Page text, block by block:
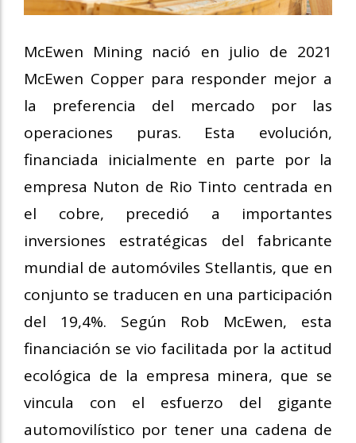
McEwen Mining nació en julio de 2021
McEwen Copper para responder mejor a
la preferencia del mercado por las
operaciones puras. Esta evolución,
financiada inicialmente en parte por la
empresa Nuton de Rio Tinto centrada en
el cobre, precedió a importantes
inversiones estratégicas del fabricante
mundial de automóviles Stellantis, que en
conjunto se traducen en una participación
del 19,4%. Según Rob McEwen, esta
financiación se vio facilitada por la actitud
ecológica de la empresa minera, que se
vincula con el esfuerzo del gigante
automovilístico por tener una cadena de